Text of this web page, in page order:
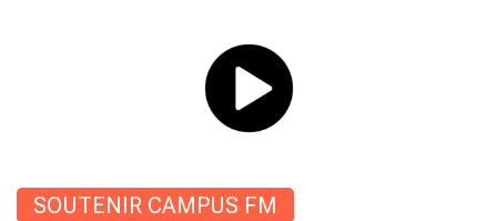
SOUTENIR CAMPUS FM